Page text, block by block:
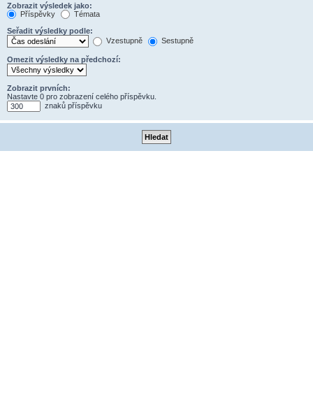
Zobrazit výsledek jako:
Příspěvky
Témata
Seřadit výsledky podle:
Vzestupně
Sestupně
Omezit výsledky na předchozí:
Zobrazit prvních:
Nastavte 0 pro zobrazení celého příspěvku.
znaků příspěvku